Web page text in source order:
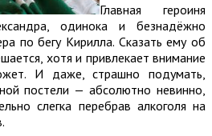
Главная героиня
одинока и безнадёжно
по бегу Кирилла. Сказать ему об
хотя и привлекает внимание
И даже, страшно подумать,
постели — абсолютно невинно,
слегка перебрав алкоголя на